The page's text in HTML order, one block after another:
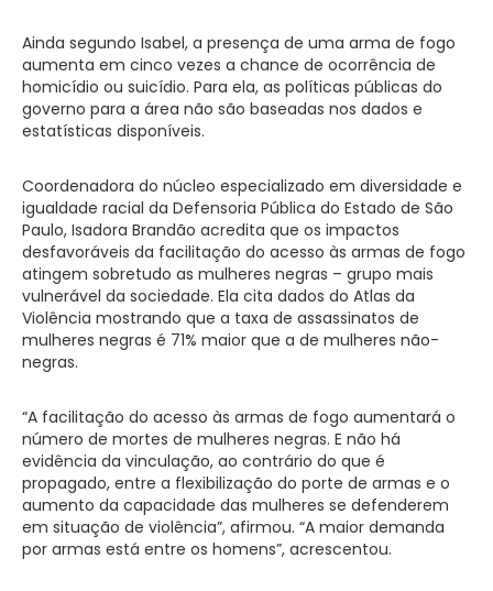
Ainda segundo Isabel, a presença de uma arma de fogo
aumenta em cinco vezes a chance de ocorrência de
homicídio ou suicídio. Para ela, as políticas públicas do
governo para a área não são baseadas nos dados e
estatísticas disponíveis.
Coordenadora do núcleo especializado em diversidade e
igualdade racial da Defensoria Pública do Estado de São
Paulo, Isadora Brandão acredita que os impactos
desfavoráveis da facilitação do acesso às armas de fogo
atingem sobretudo as mulheres negras – grupo mais
vulnerável da sociedade. Ela cita dados do Atlas da
Violência mostrando que a taxa de assassinatos de
mulheres negras é 71% maior que a de mulheres não-
negras.
“A facilitação do acesso às armas de fogo aumentará o
número de mortes de mulheres negras. E não há
evidência da vinculação, ao contrário do que é
propagado, entre a flexibilização do porte de armas e o
aumento da capacidade das mulheres se defenderem
em situação de violência”, afirmou. “A maior demanda
por armas está entre os homens”, acrescentou.